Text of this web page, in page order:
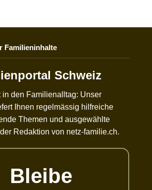
Familieninhalte
Schweiz
in den Familienalltag: Unser
Ihnen regelmässig hilfreiche
Themen und ausgewählte
Redaktion von netz-familie.ch.
Bleibe